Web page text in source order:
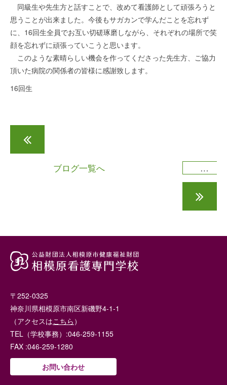
同級生や先生方と話すことで、改めて看護師として頑張ろうと
思うことが出来ました。今後もサガカンで学んだことを忘れず
に、16回生全員でお互い切磋琢磨しながら、それぞれの場所で笑
顔を忘れずに頑張っていこうと思います。
このような素晴らしい機会を作ってくださった先生方、ご協力
頂いた病院の関係者の皆様に感謝致します。
16回生
ブログ一覧へ
〒252-0325
神奈川県相模原市南区新磯野4-1-1
（アクセスはこちら ）
TEL（学校事務）:046-259-1155
FAX :046-259-1280
お問い合わせ